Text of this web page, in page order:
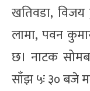
खतिवडा,
लामा, पवन
छ। नाटक
साँझ ५ः ३० बजे